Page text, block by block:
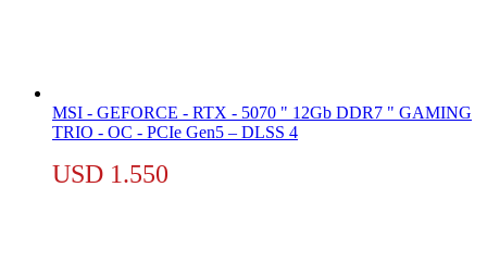
MSI - GEFORCE - RTX - 5070 " 12Gb DDR7 " GAMING
TRIO - OC - PCIe Gen5 – DLSS 4
USD 1.550